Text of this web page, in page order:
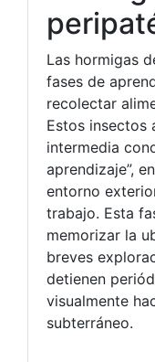
Las hormigas
fases de
recolectar
Estos insectos
intermedia
aprendizaje”,
entorno
trabajo. Esta
memorizar la
breves
detienen
visualmente
subterráneo.